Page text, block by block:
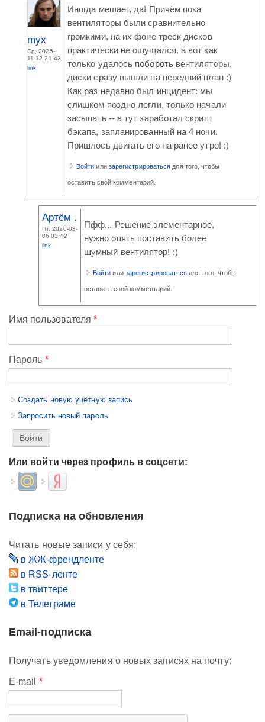
myx
Ср, 2025-
11-12 21:43
link
Иногда мешает, да! Причём пока
вентиляторы были сравнительно
громкими, на их фоне треск дисков
практически не ощущался, а вот как
только удалось побороть вентиляторы,
диски сразу вышли на передний план :)
Как раз недавно был инцидент: мы
слишком поздно легли, только начали
засыпать -- а тут заработал скрипт
бэкапа, запланированный на 4 ночи.
Пришлось двигать его на ранее утро! :)
Войти или зарегистрироваться для того, чтобы
оставить свой комментарий.
Артём .
Пт, 2026-03-
06 03:42
link
Пфф... Решение элементарное,
нужно опять поставить более
шумный вентилятор! :)
Войти или зарегистрироваться для того, чтобы
оставить свой комментарий.
Имя пользователя*
Пароль *
Создать новую учётную запись
Запросить новый пароль
Или войти через профиль в соцсети:
Login with Mail.ruLogin with Яндекс
Подписка на обновления
Читать новые записи у себя:
в ЖЖ-френдленте
в RSS-ленте
в твиттере
в Телеграме
Email-подписка
Получать уведомления о новых записях на почту:
E-mail *